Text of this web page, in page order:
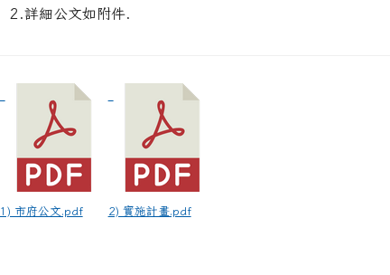
2.詳細公文如附件.
1) 市府公文.pdf 2) 實施計畫.pdf